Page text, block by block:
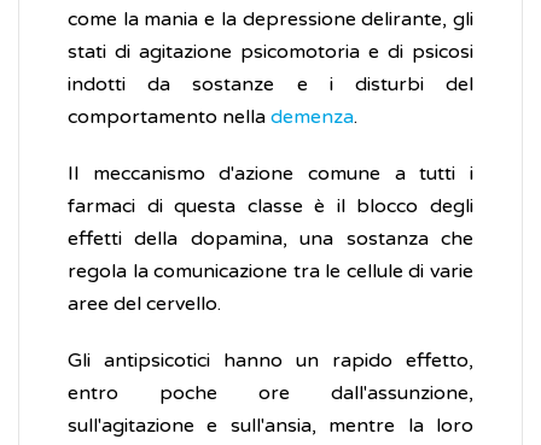
come la mania e la depressione delirante, gli
stati di agitazione psicomotoria e di psicosi
indotti da sostanze e i disturbi del
comportamento nella demenza.
Il meccanismo d'azione comune a tutti i
farmaci di questa classe è il blocco degli
effetti della dopamina, una sostanza che
regola la comunicazione tra le cellule di varie
aree del cervello.
Gli antipsicotici hanno un rapido effetto,
entro poche ore dall'assunzione,
sull'agitazione e sull'ansia, mentre la loro